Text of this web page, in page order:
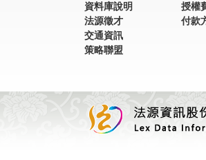
資料庫說明
法源徵才
交通資訊
策略聯盟
授權
付款